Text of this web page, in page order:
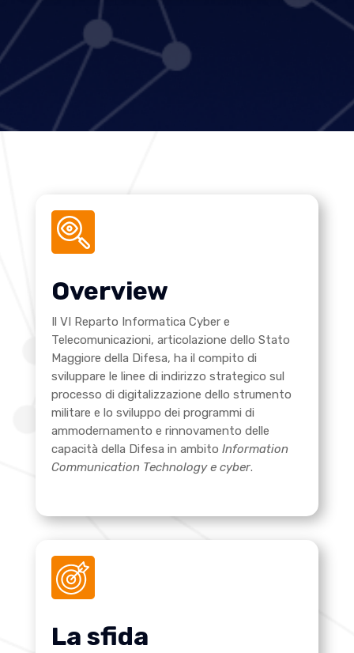
Overview
Il VI Reparto Informatica Cyber e
Telecomunicazioni, articolazione dello Stato
Maggiore della Difesa, ha il compito di
sviluppare le linee di indirizzo strategico sul
processo di digitalizzazione dello strumento
militare e lo sviluppo dei programmi di
ammodernamento e rinnovamento delle
capacità della Difesa in ambito Information
Communication Technology e cyber.
La sfida